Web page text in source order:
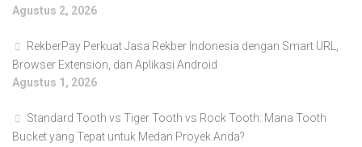
Agustus 2, 2026
RekberPay Perkuat Jasa Rekber Indonesia dengan Smart URL,
Browser Extension, dan Aplikasi Android
Agustus 1, 2026
Standard Tooth vs Tiger Tooth vs Rock Tooth: Mana Tooth
Bucket yang Tepat untuk Medan Proyek Anda?